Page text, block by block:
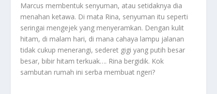
Marcus membentuk senyuman, atau setidaknya dia
menahan ketawa. Di mata Rina, senyuman itu seperti
seringai mengejek yang menyeramkan. Dengan kulit
hitam, di malam hari, di mana cahaya lampu jalanan
tidak cukup menerangi, sederet gigi yang putih besar
besar, bibir hitam terkuak…. Rina bergidik. Kok
sambutan rumah ini serba membuat ngeri?